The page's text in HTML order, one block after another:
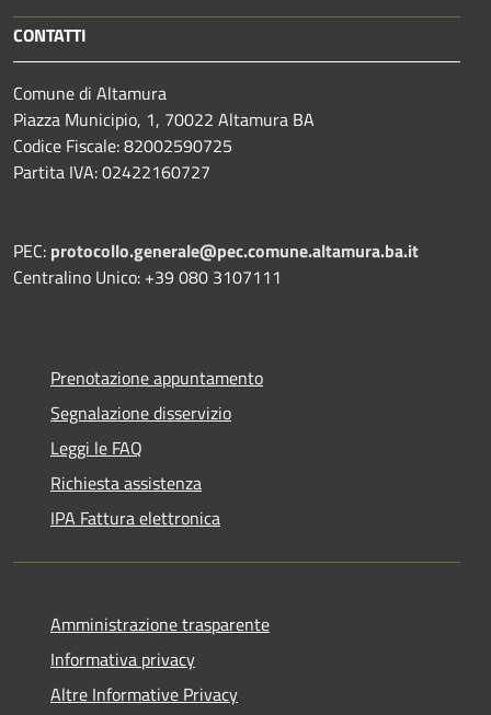
CONTATTI
Comune di Altamura
Piazza Municipio, 1, 70022 Altamura BA
Codice Fiscale: 82002590725
Partita IVA: 02422160727
PEC: protocollo.generale@pec.comune.altamura.ba.it
Centralino Unico: +39 080 3107111
Prenotazione appuntamento
Segnalazione disservizio
Leggi le FAQ
Richiesta assistenza
IPA Fattura elettronica
Amministrazione trasparente
Informativa privacy
Altre Informative Privacy